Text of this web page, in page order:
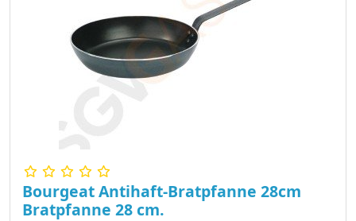
Bourgeat Antihaft-Bratpfanne 28cm
Bratpfanne 28 cm.